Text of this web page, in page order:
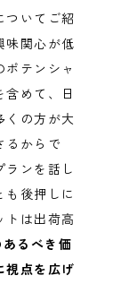
ついてご紹
味関心が低
テンシャ
めて、日
くの方が大
るからで
ンを話し
後押しに
トは出荷高
るべき価
視点を広げ